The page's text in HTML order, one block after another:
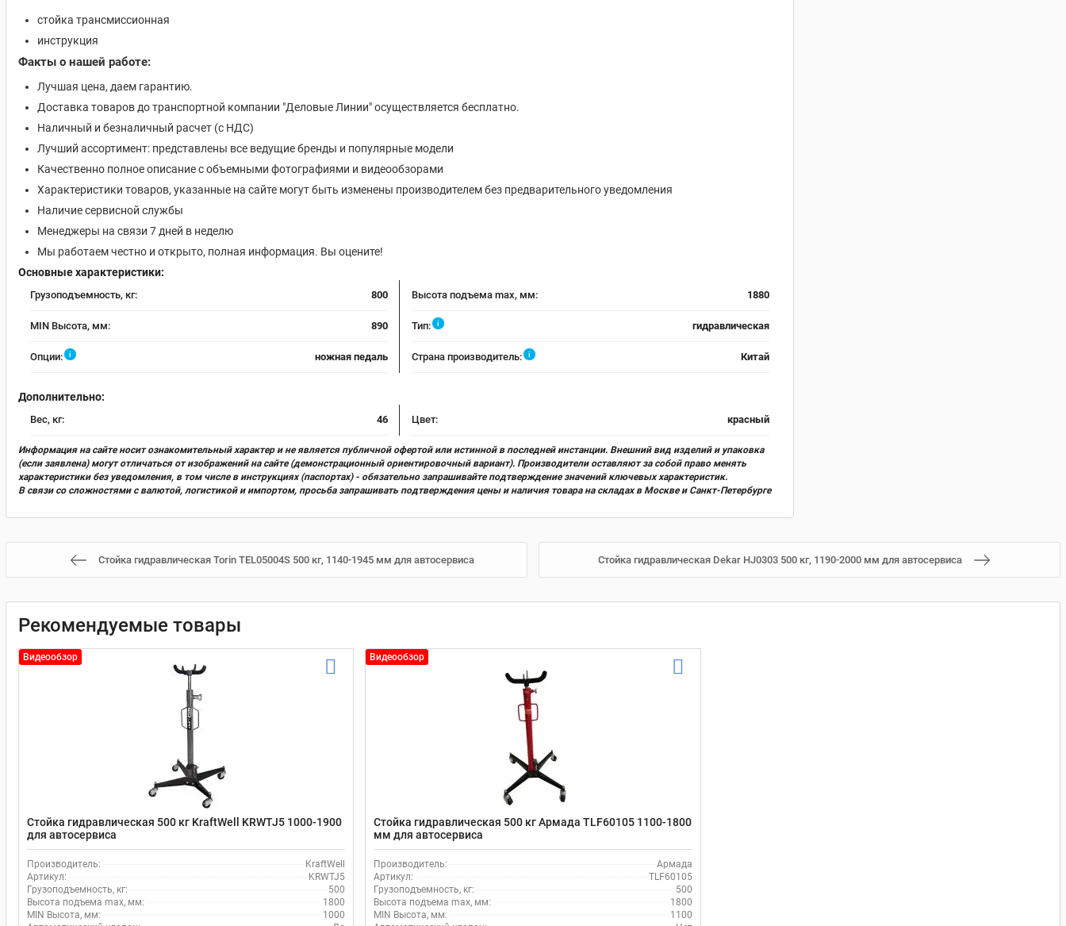
стойка трансмиссионная
инструкция
Факты о нашей работе:
Лучшая цена, даем гарантию.
Доставка товаров до транспортной компании "Деловые Линии" осуществляется бесплатно.
Наличный и безналичный расчет (с НДС)
Лучший ассортимент: представлены все ведущие бренды и популярные модели
Качественно полное описание с объемными фотографиями и видеообзорами
Характеристики товаров, указанные на сайте могут быть изменены производителем без предварительного уведомления
Наличие сервисной службы
Менеджеры на связи 7 дней в неделю
Мы работаем честно и открыто, полная информация. Вы оцените!
Основные характеристики:
Грузоподъемность, кг: 800 Высота подъема max, мм: 1880
MIN Высота, мм: 890 Тип: i гидравлическая
Опции: i ножная педаль Страна производитель: i Китай
Дополнительно:
Вес, кг: 46 Цвет: красный
Информация на сайте носит ознакомительный характер и не является публичной офертой или истинной в последней инстанции. Внешний вид изделий и упаковка
(если заявлена) могут отличаться от изображений на сайте (демонстрационный ориентировочный вариант). Производители оставляют за собой право менять
характеристики без уведомления, в том числе в инструкциях (паспортах) - обязательно запрашивайте подтверждение значений ключевых характеристик.
В связи со сложностями с валютой, логистикой и импортом, просьба запрашивать подтверждения цены и наличия товара на складах в Москве и Санкт-Петербурге
Стойка гидравлическая Torin TEL05004S 500 кг, 1140-1945 мм для автосервиса Стойка гидравлическая Dekar HJ0303 500 кг, 1190-2000 мм для автосервиса
Рекомендуемые товары
Видеообзор
Стойка гидравлическая 500 кг KraftWell KRWTJ5 1000-1900
для автосервиса
Производитель:
KraftWell
Артикул:
KRWTJ5
Грузоподъемность, кг:
500
Высота подъема max, мм:
1800
MIN Высота, мм:
1000
Видеообзор
Стойка гидравлическая 500 кг Армада TLF60105 1100-1800
мм для автосервиса
Производитель:
Армада
Артикул:
TLF60105
Грузоподъемность, кг:
500
Высота подъема max, мм:
1800
MIN Высота, мм:
1100